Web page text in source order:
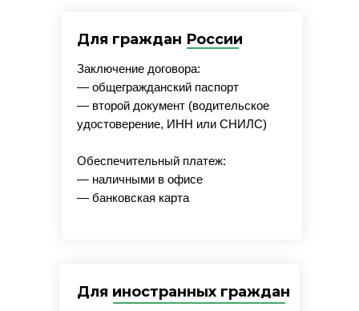
Для граждан России
Для иностранных граждан
Заключение договора:
— общегражданский паспорт
— второй документ (водительское
удостоверение, ИНН или СНИЛС)
Обеспечительный платеж:
— наличными в офисе
— банковская карта